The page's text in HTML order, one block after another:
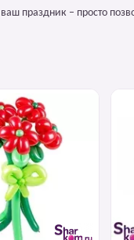
праздник – просто